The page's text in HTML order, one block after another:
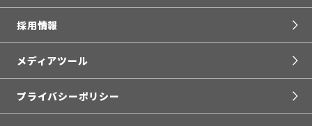
採用情報
メディアツール
プライバシーポリシー